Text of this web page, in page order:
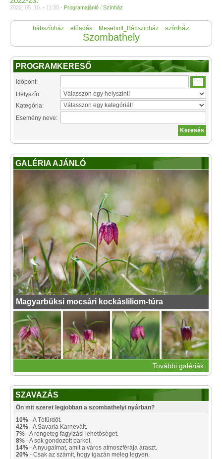
2022. 05. 10. - 11:30 - Programajánló / Színház
bábszínház előadás Mesebolt_Bábszínház színház
Szombathely
PROGRAMKERESŐ
Időpont:
Helyszín:
Kategória:
Esemény neve:
GALÉRIA AJÁNLÓ
Magyarbüksi mocsári kockásliliom-túra
További galériák
SZAVAZÁS
Ön mit szeret legjobban a szombathelyi nyárban?
10% - A Tófürdőt.
42% - A Savaria Karnevált.
7% - A rengeteg fagyizási lehetőséget.
8% - A sok gondozott parkot.
14% - A nyugalmat, amit a város atmoszférája áraszt.
20% - Csak az számít, hogy igazán meleg legyen.